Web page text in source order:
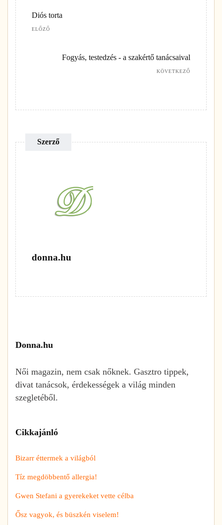
Diós torta
ELŐZŐ
Fogyás, testedzés - a szakértő tanácsaival
KÖVETKEZŐ
Szerző
donna.hu
Donna.hu
Női magazin, nem csak nőknek. Gasztro tippek,
divat tanácsok, érdekességek a világ minden
szegletéből.
Cikkajánló
Bizarr éttermek a világból
Tíz megdöbbentő allergia!
Gwen Stefani a gyerekeket vette célba
Ősz vagyok, és büszkén viselem!